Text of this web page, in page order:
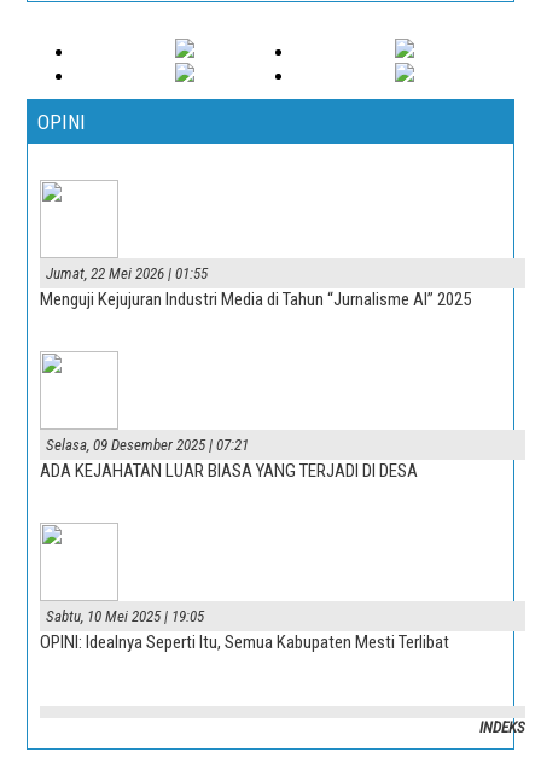
OPINI
Jumat, 22 Mei 2026 | 01:55
Menguji Kejujuran Industri Media di Tahun “Jurnalisme AI” 2025
Selasa, 09 Desember 2025 | 07:21
ADA KEJAHATAN LUAR BIASA YANG TERJADI DI DESA
Sabtu, 10 Mei 2025 | 19:05
OPINI: Idealnya Seperti Itu, Semua Kabupaten Mesti Terlibat
INDEKS